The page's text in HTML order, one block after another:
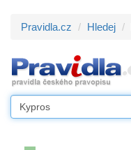
Pravidla.cz Hledej